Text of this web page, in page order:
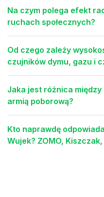
Na czym polega efekt
ruchach społecznych?
Od czego zależy
czujników dymu, gazu i
Jaka jest różnica między
armią poborową?
Kto naprawdę
Wujek? ZOMO,